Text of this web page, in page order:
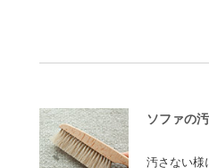
ソファの
汚さない様